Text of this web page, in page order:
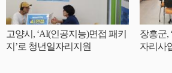
고양시, ‘AI(인공지능)면접 패키
지’로 청년일자리지원
장흥군,
자리사